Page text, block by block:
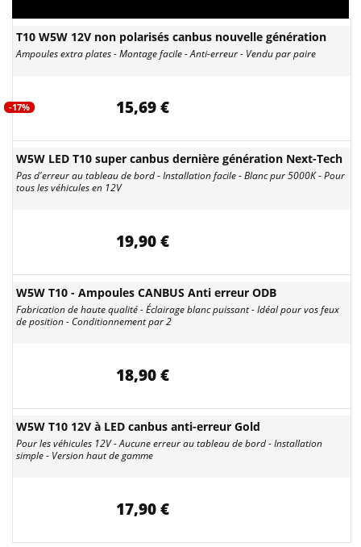
T10 W5W 12V non polarisés canbus nouvelle génération
Ampoules extra plates - Montage facile - Anti-erreur - Vendu par paire
-17% 15,69 €
W5W LED T10 super canbus dernière génération Next-Tech
Pas d'erreur au tableau de bord - Installation facile - Blanc pur 5000K - Pour
tous les véhicules en 12V
19,90 €
W5W T10 - Ampoules CANBUS Anti erreur ODB
Fabrication de haute qualité - Éclairage blanc puissant - Idéal pour vos feux
de position - Conditionnement par 2
18,90 €
W5W T10 12V à LED canbus anti-erreur Gold
Pour les véhicules 12V - Aucune erreur au tableau de bord - Installation
simple - Version haut de gamme
17,90 €